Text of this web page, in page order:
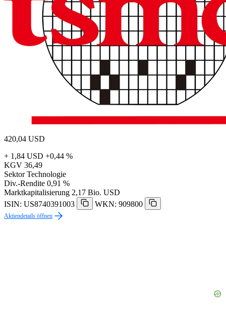
420,04 USD
+ 1,84 USD +0,44 %
KGV 36,49
Sektor Technologie
Div.-Rendite 0,91 %
Marktkapitalisierung 2,17 Bio. USD
ISIN: US8740391003
WKN: 909800
Aktiendetails öffnen